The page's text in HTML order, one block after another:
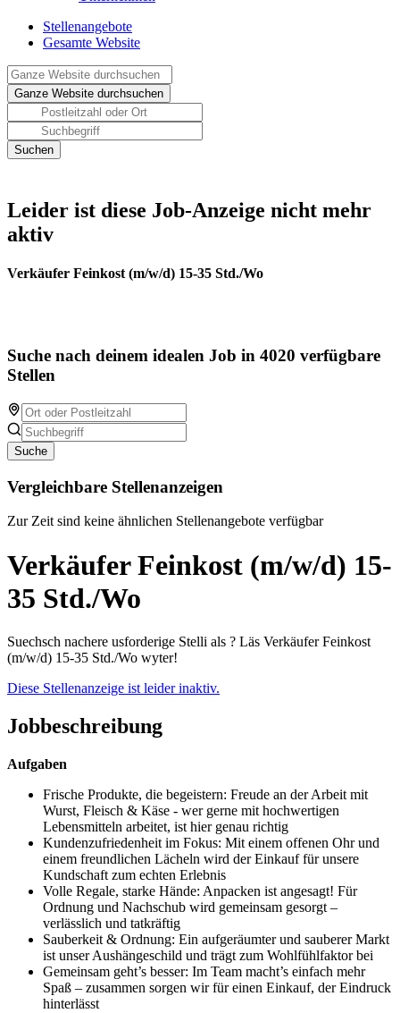
Stellenangebote
Gesamte Website
Leider ist diese Job-Anzeige nicht mehr
aktiv
Verkäufer Feinkost (m/w/d) 15-35 Std./Wo
Suche nach deinem idealen Job in 4020 verfügbare
Stellen
Suche
Vergleichbare Stellenanzeigen
Zur Zeit sind keine ähnlichen Stellenangebote verfügbar
Verkäufer Feinkost (m/w/d) 15-
35 Std./Wo
Suechsch nachere usforderige Stelli als ? Läs Verkäufer Feinkost
(m/w/d) 15-35 Std./Wo wyter!
Diese Stellenanzeige ist leider inaktiv.
Jobbeschreibung
Aufgaben
Frische Produkte, die begeistern: Freude an der Arbeit mit
Wurst, Fleisch & Käse - wer gerne mit hochwertigen
Lebensmitteln arbeitet, ist hier genau richtig
Kundenzufriedenheit im Fokus: Mit einem offenen Ohr und
einem freundlichen Lächeln wird der Einkauf für unsere
Kundschaft zum echten Erlebnis
Volle Regale, starke Hände: Anpacken ist angesagt! Für
Ordnung und Nachschub wird gemeinsam gesorgt –
verlässlich und tatkräftig
Sauberkeit & Ordnung: Ein aufgeräumter und sauberer Markt
ist unser Aushängeschild und trägt zum Wohlfühlfaktor bei
Gemeinsam geht’s besser: Im Team macht’s einfach mehr
Spaß – zusammen sorgen wir für einen Einkauf, der Eindruck
hinterlässt